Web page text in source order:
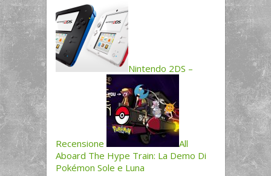
Nintendo 2DS –
Recensione
All
Aboard The Hype Train: La Demo Di
Pokémon Sole e Luna